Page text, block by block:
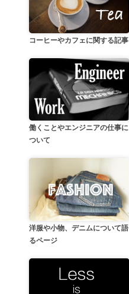
コーヒーやカフェに関する記事
働くことやエンジニアの仕事に
ついて
洋服や小物、デニムについて語
るページ